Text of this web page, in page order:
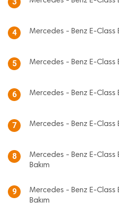
4 Mercedes - Benz E-Class
5 Mercedes - Benz E-Class
6 Mercedes - Benz E-Class
7 Mercedes - Benz E-Class
8
Mercedes - Benz E-Class
Bakım
9
Mercedes - Benz E-Class
Bakım